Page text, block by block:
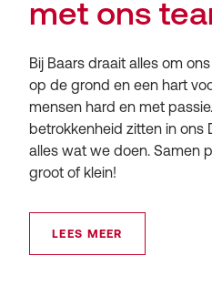
met ons
Bij Baars draait alles om
op de grond en een hart
mensen hard en met
betrokkenheid zitten in ons
alles wat we doen. Samen
groot of klein!
LEES MEER